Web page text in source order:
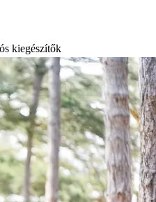
kiegészítők